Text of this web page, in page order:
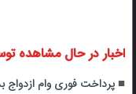
اخبار در حال مشاهده
پرداخت فوری وام ازدواج